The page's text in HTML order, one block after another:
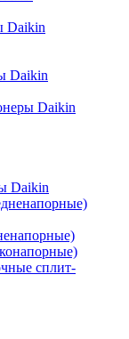
Daikin
Daikin
Daikin
Daikin
сплит-